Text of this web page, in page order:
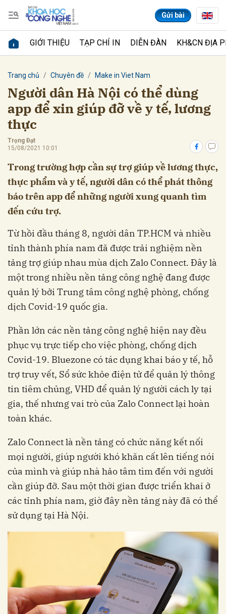
Gửi bài
GIỚI THIỆU TẠP CHÍ IN DIỄN ĐÀN KH&CN ĐỊA
Trang chủ Chuyên đề Make in Viet Nam
Người dân Hà Nội có thể dùng
app để xin giúp đỡ về y tế, lương
thực
Trọng Đạt
15/08/2021 10:01
Trong trường hợp cần sự trợ giúp về lương thực,
thực phẩm và y tế, người dân có thể phát thông
báo trên app để những người xung quanh tìm
đến cứu trợ.
Từ hồi đầu tháng 8, người dân TP.HCM và nhiều
tỉnh thành phía nam đã được trải nghiệm nền
tảng trợ giúp nhau mùa dịch Zalo Connect. Đây là
một trong nhiều nền tảng công nghệ đang được
quản lý bởi Trung tâm công nghệ phòng, chống
dịch Covid-19 quốc gia.
Phần lớn các nền tảng công nghệ hiện nay đều
phục vụ trực tiếp cho việc phòng, chống dịch
Covid-19. Bluezone có tác dụng khai báo y tế, hỗ
trợ truy vết, Sổ sức khỏe điện tử để quản lý thông
tin tiêm chủng, VHD để quản lý người cách ly tại
gia, thế nhưng vai trò của Zalo Connect lại hoàn
toàn khác.
Zalo Connect là nền tảng có chức năng kết nối
mọi người, giúp người khó khăn cất lên tiếng nói
của mình và giúp nhà hảo tâm tìm đến với người
cần giúp đỡ. Sau một thời gian được triển khai ở
các tỉnh phía nam, giờ đây nền tảng này đã có thể
sử dụng tại Hà Nội.
Gửi bình luận
Hủy Gửi